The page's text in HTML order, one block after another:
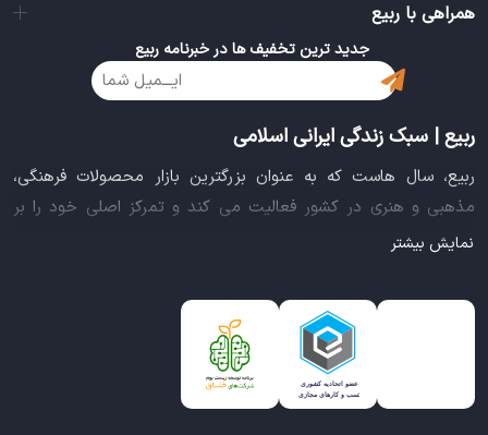
همراهی با ربیع
جدید ترین تخفیف ها در خبرنامه ربیع
ربیع | سبک زندگی ایرانی اسلامی
ربیع، سال هاست که به عنوان بزرگترین بازار محصولات فرهنگی،
مذهبی و هنری در کشور فعالیت می کند و تمرکز اصلی خود را بر
سبک زندگی ایرانی اسلامی قرار داده است. این بازار مجموعه کاملی از
شما را برای خرید اینترنتی کالاهای فرهنگی، مذهبی و هنری برآورده
ایده خلاقانه عرضه محصولات فرهنگی در بستر اینترنت باعث شد تا
ربیع، علاوه بر داشتن نماد اعتماد الکترونیکی و مجوز سازمان صنفی
نمایش بیشتر